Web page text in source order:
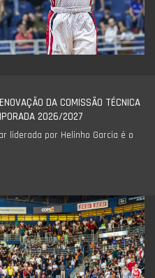
DA COMISSÃO TÉCNICA
2026/2027
liderada por Helinho Garcia é o